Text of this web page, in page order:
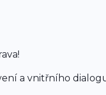
a vnitřního